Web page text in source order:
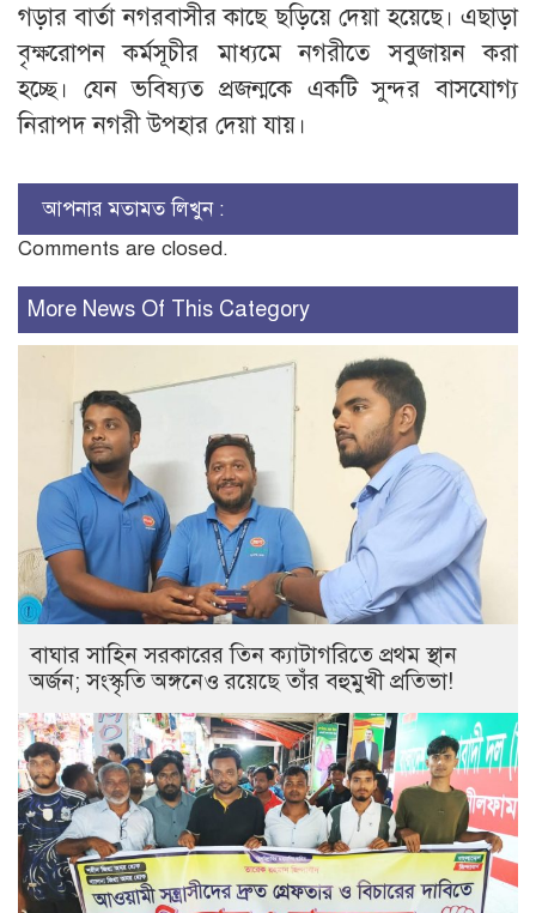
গড়ার বার্তা নগরবাসীর কাছে ছড়িয়ে দেয়া হয়েছে। এছাড়া
বৃক্ষরোপন কর্মসূচীর মাধ্যমে নগরীতে সবুজায়ন করা
হচ্ছে। যেন ভবিষ্যত প্রজন্মকে একটি সুন্দর বাসযোগ্য
নিরাপদ নগরী উপহার দেয়া যায়।
আপনার মতামত লিখুন :
Comments are closed.
More News Of This Category
বাঘার সাহিন সরকারের তিন ক্যাটাগরিতে প্রথম স্থান
অর্জন; সংস্কৃতি অঙ্গনেও রয়েছে তাঁর বহুমুখী প্রতিভা!